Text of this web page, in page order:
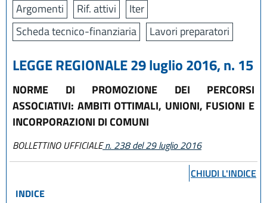
Argomenti Rif. attivi
Iter
Scheda tecnico-finanziaria
Lavori preparatori
LEGGE REGIONALE 29 luglio 2016, n. 15
NORME DI PROMOZIONE DEI PERCORSI
ASSOCIATIVI: AMBITI OTTIMALI, UNIONI, FUSIONI E
INCORPORAZIONI DI COMUNI
BOLLETTINO UFFICIALEn. 238 del 29 luglio 2016
CHIUDI L'INDICE
INDICE